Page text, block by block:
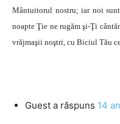
Mântuitorul nostru; iar noi
noapte Ţie ne rugăm şi-Ţi
vrăjmaşii noştri, cu Biciul Tău
Guest a răspuns 14